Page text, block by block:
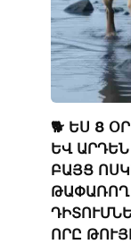
🐕 ԵՍ 8
ԵՎ
ԲԱՅՑ
ԹԱՓԱՌՈՂ
ՈՐԸ